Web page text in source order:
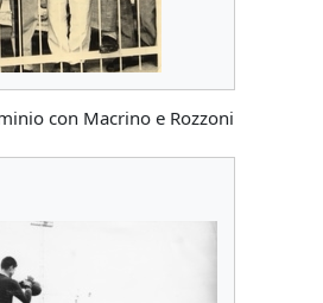
con Macrino e Rozzoni